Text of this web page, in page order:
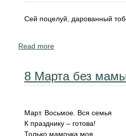
Сей поцелуй, дарованный
Read more
8 Марта без
Март. Восьмое. Вся семья
К празднику – готова!
Только мамочка моя